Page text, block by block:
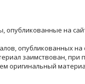
опубликованные на
опубликованных на
заимствован,
оригинальный